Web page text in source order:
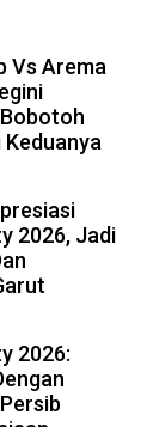
Vs Arema
2026, Jadi
2026: